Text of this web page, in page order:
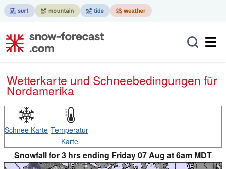
Wetterkarte und Schneebedingungen für
Nordamerika
Schnee Karte Temperatur
Karte
Snowfall for 3 hrs ending Friday 07 Aug at 6am MDT